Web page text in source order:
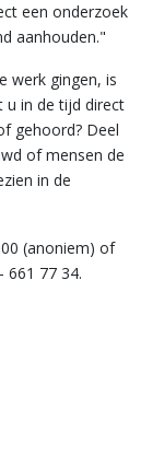
een onderzoek
aanhouden."
werk gingen, is
u in de tijd direct
gehoord? Deel
of mensen de
in de
(anoniem) of
661 77 34.